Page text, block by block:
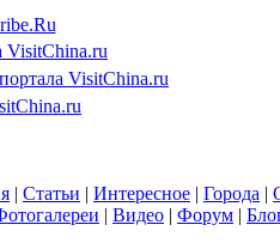
VisitChina.ru
VisitChina.ru
| Статьи | Интересное | Города |
| Видео | Форум |